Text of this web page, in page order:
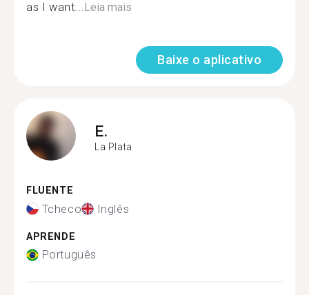
as I want...Leia mais
Baixe o aplicativo
E.
La Plata
FLUENTE
Tcheco Inglês
APRENDE
Português